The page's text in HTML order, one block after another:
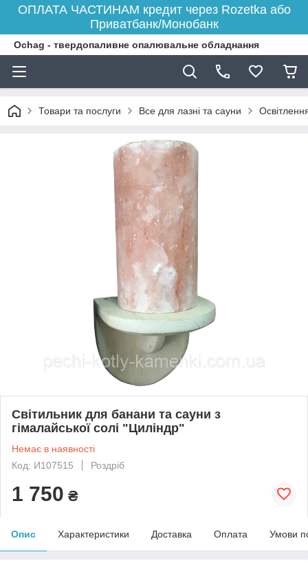
ОПЛАТА ЧАСТИНАМ кредит через Rozetka або
Приватбанк/Монобанк
Ochag - твердопаливне опалювальне обладнання
Товари та послуги Все для лазні та сауни
Світильник для банани та сауни з
гімалайської солі "Циліндр"
Немає в наявності
Код: И107515
Роздріб
1 750 ₴
Опис Характеристики Доставка Оплата Умови